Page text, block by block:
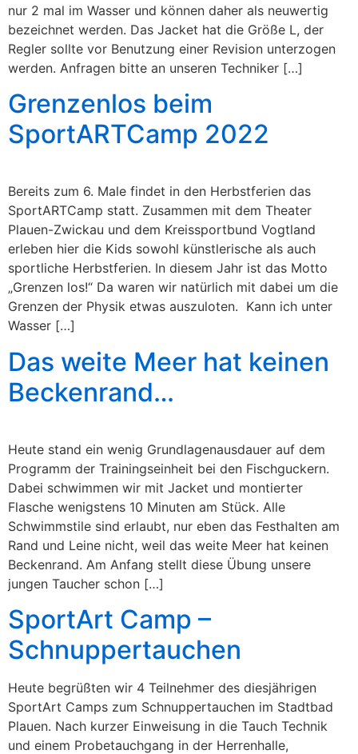
nur 2 mal im Wasser und können daher als neuwertig
bezeichnet werden. Das Jacket hat die Größe L, der
Regler sollte vor Benutzung einer Revision unterzogen
werden. Anfragen bitte an unseren Techniker […]
Grenzenlos beim
SportARTCamp 2022
Bereits zum 6. Male findet in den Herbstferien das
SportARTCamp statt. Zusammen mit dem Theater
Plauen-Zwickau und dem Kreissportbund Vogtland
erleben hier die Kids sowohl künstlerische als auch
sportliche Herbstferien. In diesem Jahr ist das Motto
„Grenzen los!“ Da waren wir natürlich mit dabei um die
Grenzen der Physik etwas auszuloten. Kann ich unter
Wasser […]
Das weite Meer hat keinen
Beckenrand…
Heute stand ein wenig Grundlagenausdauer auf dem
Programm der Trainingseinheit bei den Fischguckern.
Dabei schwimmen wir mit Jacket und montierter
Flasche wenigstens 10 Minuten am Stück. Alle
Schwimmstile sind erlaubt, nur eben das Festhalten am
Rand und Leine nicht, weil das weite Meer hat keinen
Beckenrand. Am Anfang stellt diese Übung unsere
jungen Taucher schon […]
SportArt Camp –
Schnuppertauchen
Heute begrüßten wir 4 Teilnehmer des diesjährigen
SportArt Camps zum Schnuppertauchen im Stadtbad
Plauen. Nach kurzer Einweisung in die Tauch Technik
und einem Probetauchgang in der Herrenhalle,